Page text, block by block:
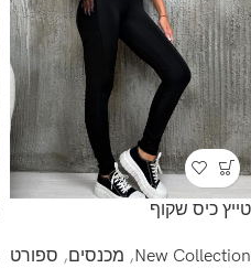
טייץ כיס שקוף
New Collection
, מכנסים, ספורט